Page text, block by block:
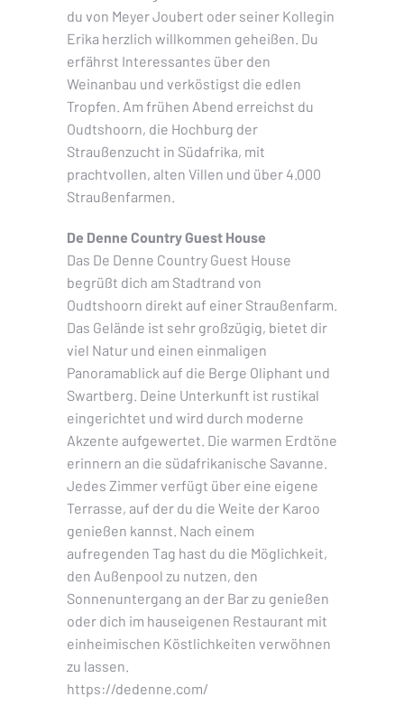
du von Meyer Joubert oder seiner Kollegin
Erika herzlich willkommen geheißen. Du
erfährst Interessantes über den
Weinanbau und verköstigst die edlen
Tropfen. Am frühen Abend erreichst du
Oudtshoorn, die Hochburg der
Straußenzucht in Südafrika, mit
prachtvollen, alten Villen und über 4.000
Straußenfarmen.
De Denne Country Guest House
Das De Denne Country Guest House
begrüßt dich am Stadtrand von
Oudtshoorn direkt auf einer Straußenfarm.
Das Gelände ist sehr großzügig, bietet dir
viel Natur und einen einmaligen
Panoramablick auf die Berge Oliphant und
Swartberg. Deine Unterkunft ist rustikal
eingerichtet und wird durch moderne
Akzente aufgewertet. Die warmen Erdtöne
erinnern an die südafrikanische Savanne.
Jedes Zimmer verfügt über eine eigene
Terrasse, auf der du die Weite der Karoo
genießen kannst. Nach einem
aufregenden Tag hast du die Möglichkeit,
den Außenpool zu nutzen, den
Sonnenuntergang an der Bar zu genießen
oder dich im hauseigenen Restaurant mit
einheimischen Köstlichkeiten verwöhnen
zu lassen.
https://dedenne.com/